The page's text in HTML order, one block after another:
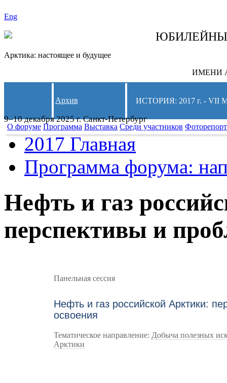
Eng
Арктика: настоящее и будущее
ИМЕНИ
9–10 декабря 2025 г. Санкт-Петербург
Архив ИСТОРИЯ: 2017 г. -
О форуме Программа Выставка Среди участников
2017 Главная
Программа форума:
Нефть и газ
перспективы и
Панельная сессия
Нефть и газ российской Арктики:
освоения
Тематическое направление: Добыча полезных
Арктики